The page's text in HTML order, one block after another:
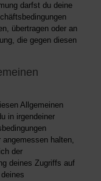
darfst du deine
übertragen oder an
die gegen diesen
Allgemeinen
in irgendeiner
halten,
der
deines Zugriffs auf